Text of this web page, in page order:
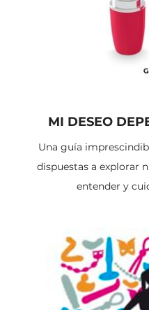
MI DESEO
Una guía
dispuestas a explorar
entender y